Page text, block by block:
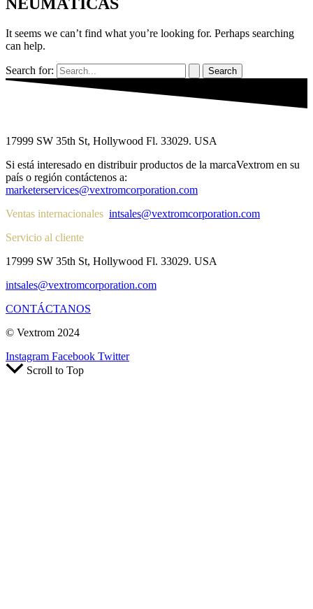
It seems we can’t find what you’re looking for. Perhaps searching
can help.
Search for:
17999 SW 35th St, Hollywood Fl. 33029. USA
Si está interesado en distribuir productos de la marcaVextrom en su
país o región contáctenos a:
marketerservices@vextromcorporation.com
Ventas internacionales intsales@vextromcorporation.com
Servicio al cliente
17999 SW 35th St, Hollywood Fl. 33029. USA
intsales@vextromcorporation.com
CONTÁCTANOS
© Vextrom 2024
Instagram Facebook Twitter
Scroll to Top